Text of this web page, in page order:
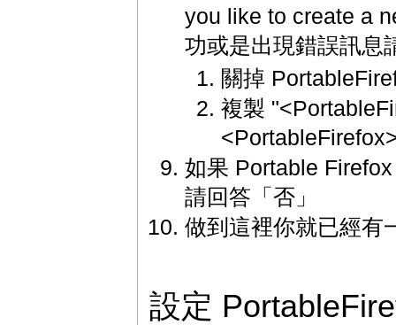
you like to create a
功或是出現錯誤訊息
關掉
複製
如果 Portable
請回答「否」
做到這裡你就已經有
設定